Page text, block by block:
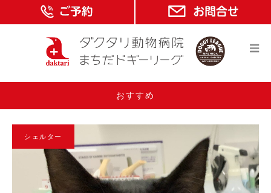
おすすめ
シェルター